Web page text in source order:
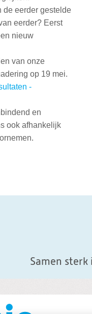
de eerder gestelde
eerder? Eerst
nieuw
van onze
op 19 mei.
-
en
ook afhankelijk
Samen sterk